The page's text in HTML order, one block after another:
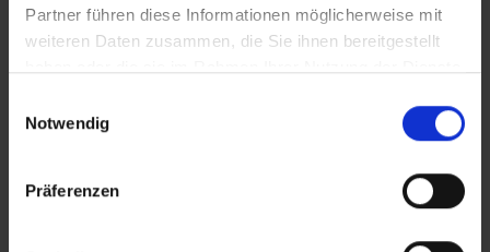
Partner führen diese Informationen möglicherweise mit
weiteren Daten zusammen, die Sie ihnen bereitgestellt
Notwendig
Präferenzen
Wichtige Hinweise
Das Bereitstellen von Babybetten ist auf
Anfrage. Gegebenenfalls wird eine Gebühr
Bitte beachten Sie, dass da Hotel ab Januar
Bitte beachten Sie, dass ab 01. Juli 2016 eine